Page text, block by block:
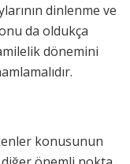
dinlenme ve
da oldukça
dönemini
konusunun